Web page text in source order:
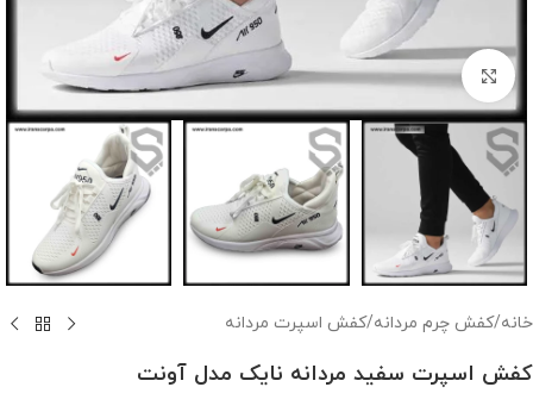
بزرگنمایی تصویر
خانه/کفش چرم مردانه/کفش اسپرت مردانه
کفش اسپرت سفید مردانه نایک مدل آونت